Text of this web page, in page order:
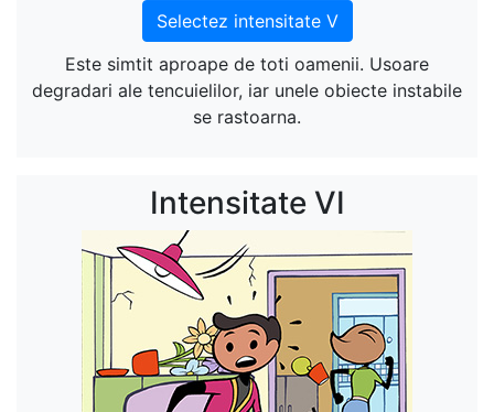
Selectez intensitate V
Este simtit aproape de toti oamenii. Usoare
degradari ale tencuielilor, iar unele obiecte instabile
se rastoarna.
Intensitate VI